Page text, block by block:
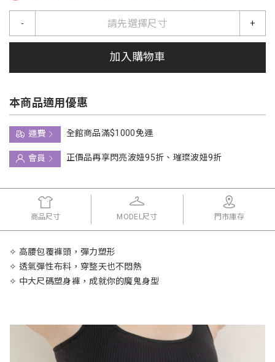
請先選擇尺寸
- +
加入購物車
本商品適用優惠
運費
全館商品滿$1000免運
會員
正價品再享閃亮波妞95折、璀璨波妞9折
商品尺寸 MODEL尺寸 門市庫存
✧ 高腰包覆褲頭，彈力塑形
✧ 透氣彈性布料，穿整天也不悶熱
✧ 中大尺碼塑身褲，成就你的魔鬼身型